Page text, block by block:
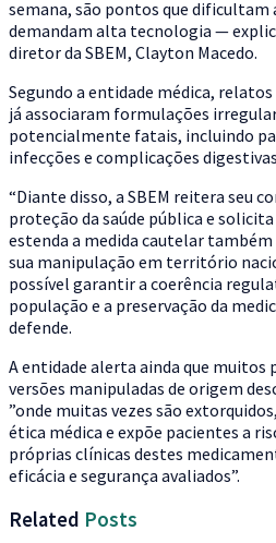
semana, são pontos que dificultam
demandam alta tecnologia —
diretor da SBEM, Clayton Macedo.
Segundo a entidade médica,
já associaram formulações
potencialmente fatais, incluindo
infecções e complicações
“Diante disso, a SBEM reitera seu
proteção da saúde pública e
estenda a medida cautelar
sua manipulação em território
possível garantir a coerência
população e a preservação da
defende.
A entidade alerta ainda que muitos
versões manipuladas de origem
”onde muitas vezes são
ética médica e expõe pacientes a
próprias clínicas destes
eficácia e segurança avaliados”.
Related Posts